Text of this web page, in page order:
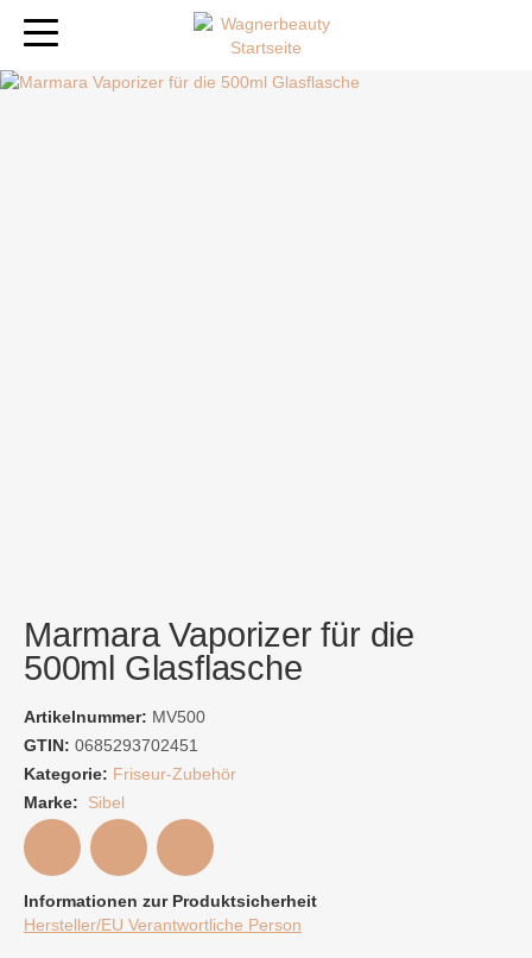
Marmara Vaporizer für die
500ml Glasflasche
Artikelnummer: MV500
GTIN: 0685293702451
Kategorie: Friseur-Zubehör
Marke:
Sibel
Informationen zur Produktsicherheit
Hersteller/EU Verantwortliche Person